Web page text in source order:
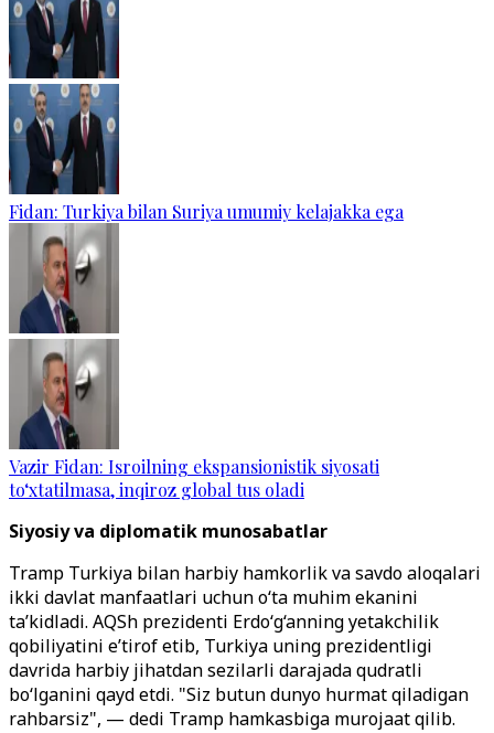
Fidan: Turkiya bilan Suriya umumiy kelajakka ega
Vazir Fidan: Isroilning ekspansionistik siyosati
to‘xtatilmasa, inqiroz global tus oladi
Siyosiy va diplomatik munosabatlar
Tramp Turkiya bilan harbiy hamkorlik va savdo aloqalari
ikki davlat manfaatlari uchun o‘ta muhim ekanini
ta’kidladi. AQSh prezidenti Erdo‘g‘anning yetakchilik
qobiliyatini e’tirof etib, Turkiya uning prezidentligi
davrida harbiy jihatdan sezilarli darajada qudratli
bo‘lganini qayd etdi. "Siz butun dunyo hurmat qiladigan
rahbarsiz", — dedi Tramp hamkasbiga murojaat qilib.